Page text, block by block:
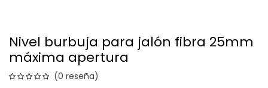
Nivel burbuja para jalón fibra 25mm
máxima apertura
(0 reseña)